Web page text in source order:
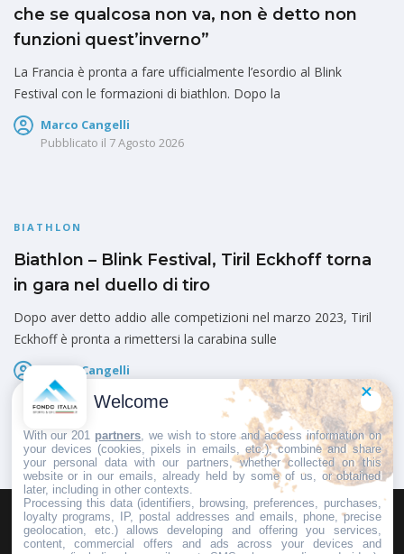
che se qualcosa non va, non è detto non
funzioni quest’inverno”
La Francia è pronta a fare ufficialmente l’esordio al Blink
Festival con le formazioni di biathlon. Dopo la
Marco Cangelli
Pubblicato il 7 Agosto 2026
BIATHLON
Biathlon – Blink Festival, Tiril Eckhoff torna
in gara nel duello di tiro
Dopo aver detto addio alle competizioni nel marzo 2023, Tiril
Eckhoff è pronta a rimettersi la carabina sulle
Marco Cangelli
Pubblicato il
HOMEPAGEREDAZIONEINVIA UN COMUNICATO STAMPA
Welcome
With our 201 partners , we wish to store and access information on
your devices (cookies, pixels in emails, etc.), combine and share
your personal data with our partners, whether collected on this
website or in our emails, already held by some of us, or obtained
later, including in other contexts.
Processing this data (identifiers, browsing, preferences, purchases,
loyalty programs, IP, postal addresses and emails, phone, precise
geolocation, etc.) allows developing and offering you services,
content, commercial offers and ads across your devices and